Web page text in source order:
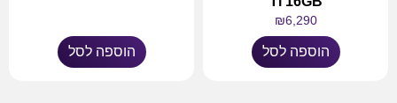
₪6,290
הוספה לסל הוספה לסל